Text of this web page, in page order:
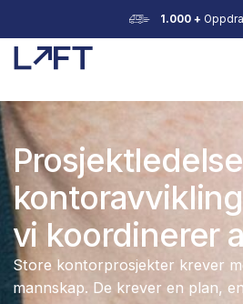
1.000 +
vi
Store kontorprosjekter